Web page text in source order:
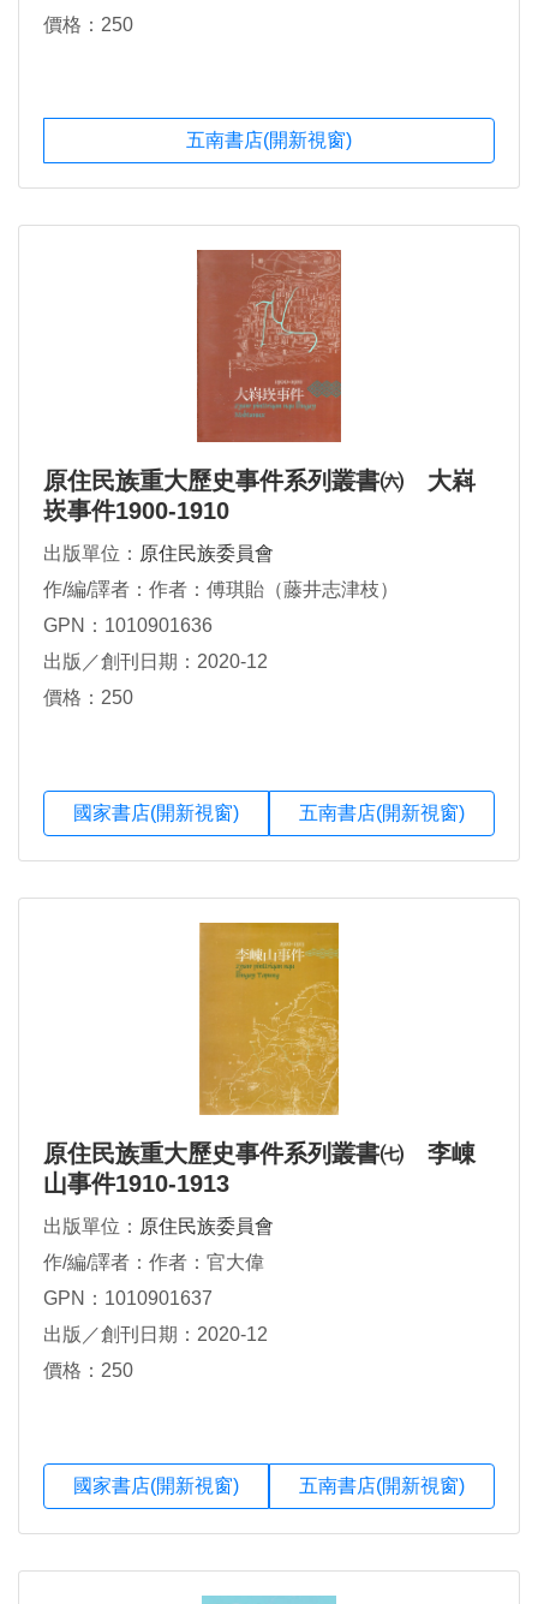
價格：250
五南書店(開新視窗)
原住民族重大歷史事件系列叢書㈥ 大嵙
崁事件1900-1910
出版單位： 原住民族委員會
作/編/譯者：作者：傅琪貽（藤井志津枝）
GPN：1010901636
出版／創刊日期：2020-12
價格：250
國家書店(開新視窗) 五南書店(開新視窗)
原住民族重大歷史事件系列叢書㈦ 李崠
山事件1910-1913
出版單位： 原住民族委員會
作/編/譯者：作者：官大偉
GPN：1010901637
出版／創刊日期：2020-12
價格：250
國家書店(開新視窗) 五南書店(開新視窗)